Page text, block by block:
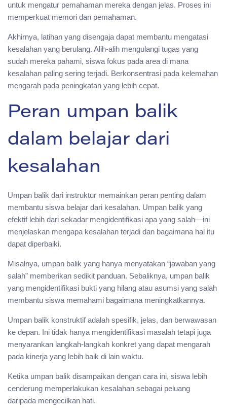
untuk mengatur pemahaman mereka dengan jelas. Proses ini
memperkuat memori dan pemahaman.
Akhirnya, latihan yang disengaja dapat membantu mengatasi
kesalahan yang berulang. Alih-alih mengulangi tugas yang
sudah mereka pahami, siswa fokus pada area di mana
kesalahan paling sering terjadi. Berkonsentrasi pada kelemahan
mengarah pada peningkatan yang lebih cepat.
Peran umpan balik
dalam belajar dari
kesalahan
Umpan balik dari instruktur memainkan peran penting dalam
membantu siswa belajar dari kesalahan. Umpan balik yang
efektif lebih dari sekadar mengidentifikasi apa yang salah—ini
menjelaskan mengapa kesalahan terjadi dan bagaimana hal itu
dapat diperbaiki.
Misalnya, umpan balik yang hanya menyatakan “jawaban yang
salah” memberikan sedikit panduan. Sebaliknya, umpan balik
yang mengidentifikasi bukti yang hilang atau asumsi yang salah
membantu siswa memahami bagaimana meningkatkannya.
Umpan balik konstruktif adalah spesifik, jelas, dan berwawasan
ke depan. Ini tidak hanya mengidentifikasi masalah tetapi juga
menyarankan langkah-langkah konkret yang dapat mengarah
pada kinerja yang lebih baik di lain waktu.
Ketika umpan balik disampaikan dengan cara ini, siswa lebih
cenderung memperlakukan kesalahan sebagai peluang
daripada mengecilkan hati.